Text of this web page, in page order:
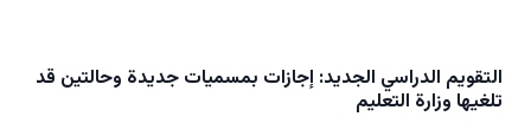
التقويم الدراسي الجديد: إجازات بمسميات جديدة وحالتين قد
تلغيها وزارة التعليم